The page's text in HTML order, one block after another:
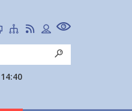
14:40